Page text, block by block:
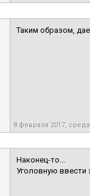
Таким образом,
8 февраля 2017, среда
Наконец-то...
Уголовную ввести